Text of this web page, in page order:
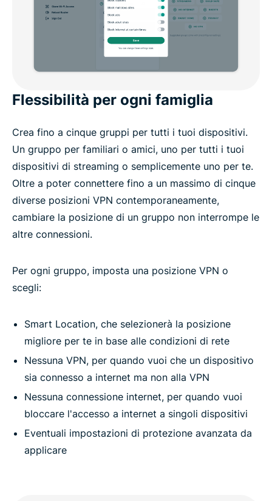
Flessibilità per ogni famiglia
Crea fino a cinque gruppi per tutti i tuoi dispositivi.
Un gruppo per familiari o amici, uno per tutti i tuoi
dispositivi di streaming o semplicemente uno per te.
Oltre a poter connettere fino a un massimo di cinque
diverse posizioni VPN contemporaneamente,
cambiare la posizione di un gruppo non interrompe le
altre connessioni.
Per ogni gruppo, imposta una posizione VPN o
scegli:
Smart Location, che selezionerà la posizione
migliore per te in base alle condizioni di rete
Nessuna VPN, per quando vuoi che un dispositivo
sia connesso a internet ma non alla VPN
Nessuna connessione internet, per quando vuoi
bloccare l'accesso a internet a singoli dispositivi
Eventuali impostazioni di protezione avanzata da
applicare